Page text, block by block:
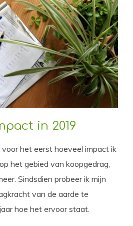
in 2019
het eerst hoeveel impact ik
het gebied van koopgedrag,
Sindsdien probeer ik mijn
van de aarde te
hoe het ervoor staat.